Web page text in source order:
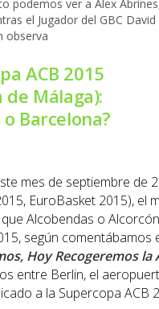
ACB 2015
de Málaga):
Barcelona?
mes de septiembre de
EuroBasket 2015), el
que Alcobendas o
según comentábamos
Hoy Recogeremos la
entre Berlin, el
a la Supercopa ACB